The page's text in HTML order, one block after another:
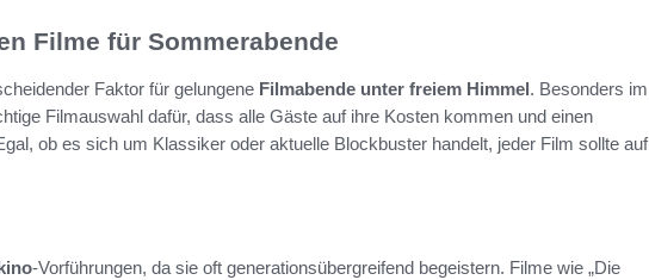
Filme für Sommerabende
Faktor für gelungene Filmabende unter freiem Himmel. Besonders im
Filmauswahl dafür, dass alle Gäste auf ihre Kosten kommen und einen
ob es sich um Klassiker oder aktuelle Blockbuster handelt, jeder Film sollte auf
-Vorführungen, da sie oft generationsübergreifend begeistern. Filme wie „Die